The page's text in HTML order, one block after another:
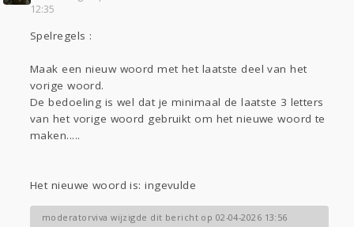
Gevraagd
Lezen
12:35
Spelregels :
Maak een nieuw woord met het laatste deel van het
vorige woord.
De bedoeling is wel dat je minimaal de laatste 3 letters
van het vorige woord gebruikt om het nieuwe woord te
maken.....
Het nieuwe woord is: ingevulde
moderatorviva wijzigde dit bericht op 02-04-2026 13:56